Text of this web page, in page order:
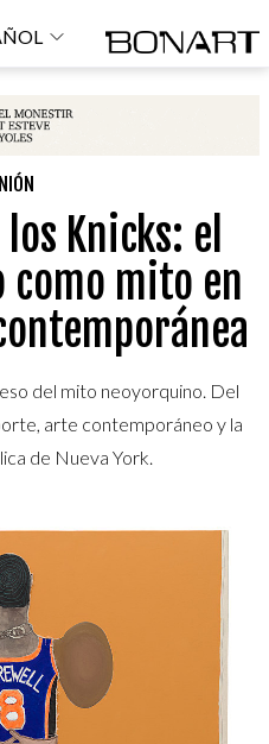
Knicks: el
como mito en
del mito neoyorquino. Del
arte contemporáneo y la
de Nueva York.